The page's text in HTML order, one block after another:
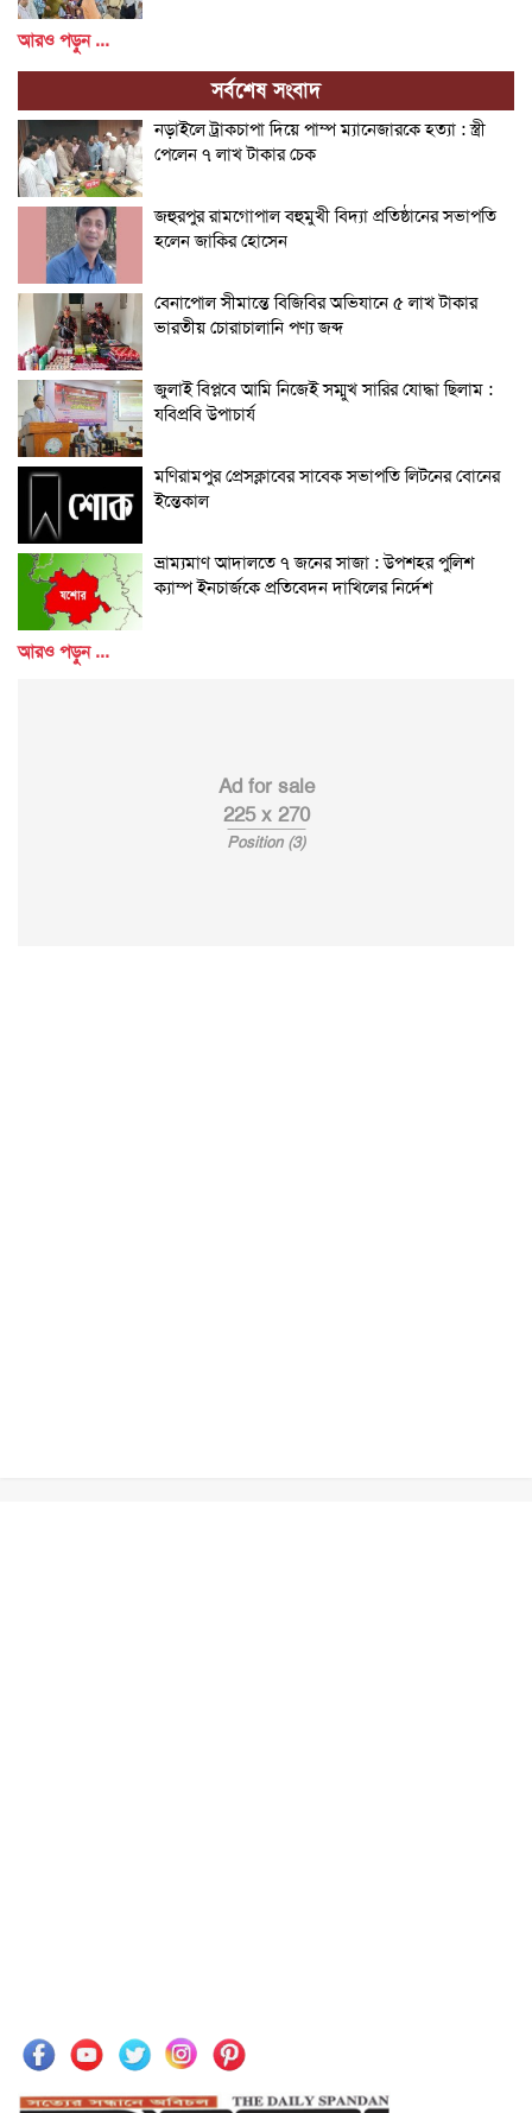
আরও পড়ুন ...
সর্বশেষ সংবাদ
নড়াইলে ট্রাকচাপা দিয়ে পাম্প ম্যানেজারকে হত্যা : স্ত্রী
পেলেন ৭ লাখ টাকার চেক
জহুরপুর রামগোপাল বহুমুখী বিদ্যা প্রতিষ্ঠানের সভাপতি
হলেন জাকির হোসেন
বেনাপোল সীমান্তে বিজিবির অভিযানে ৫ লাখ টাকার
ভারতীয় চোরাচালানি পণ্য জব্দ
জুলাই বিপ্লবে আমি নিজেই সম্মুখ সারির যোদ্ধা ছিলাম :
যবিপ্রবি উপাচার্য
মণিরামপুর প্রেসক্লাবের সাবেক সভাপতি লিটনের বোনের
ইন্তেকাল
ভ্রাম্যমাণ আদালতে ৭ জনের সাজা : উপশহর পুলিশ
ক্যাম্প ইনচার্জকে প্রতিবেদন দাখিলের নির্দেশ
আরও পড়ুন ...
Ad for sale
225 x 270
Position (3)